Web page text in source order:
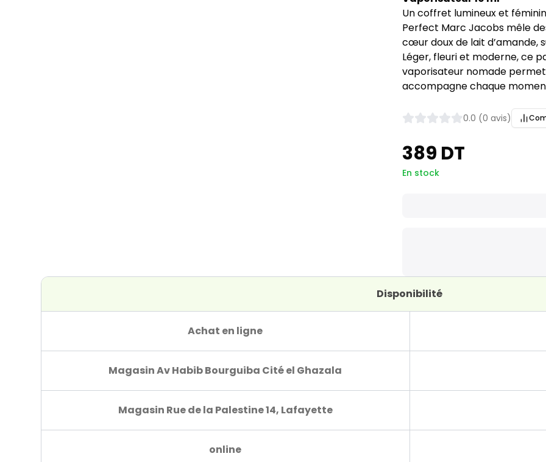
Un coffret lumineux et
Perfect Marc Jacobs mêle
cœur doux de lait d’amande,
Léger, fleuri et moderne, ce
vaporisateur nomade
accompagne chaque
0.0 (0 avis)
389 DT
En stock
Disponibilité
Achat en ligne
Magasin Av Habib Bourguiba Cité el Ghazala
Magasin Rue de la Palestine 14, Lafayette
online